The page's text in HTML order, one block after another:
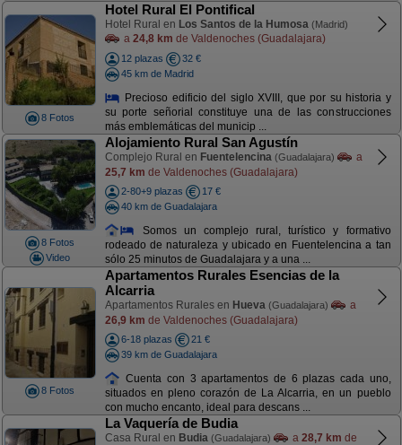
8 Fotos
Hotel Rural El Pontifical
Hotel Rural en Los Santos de la Humosa (Madrid)
a 24,8 km de Valdenoches (Guadalajara)
12 plazas
32 €
45 km de Madrid
Precioso edificio del siglo XVIII, que por su historia y
su porte señorial constituye una de las construcciones
más emblemáticas del municip ...
8 Fotos
Video
Alojamiento Rural San Agustín
Complejo Rural en Fuentelencina (Guadalajara)
a
25,7 km de Valdenoches (Guadalajara)
2-80+9 plazas
17 €
40 km de Guadalajara
Somos un complejo rural, turístico y formativo
rodeado de naturaleza y ubicado en Fuentelencina a tan
sólo 25 minutos de Guadalajara y a una ...
8 Fotos
Apartamentos Rurales Esencias de la
Alcarria
Apartamentos Rurales en Hueva (Guadalajara)
a
26,9 km de Valdenoches (Guadalajara)
6-18 plazas
21 €
39 km de Guadalajara
Cuenta con 3 apartamentos de 6 plazas cada uno,
situados en pleno corazón de La Alcarria, en un pueblo
con mucho encanto, ideal para descans ...
La Vaquería de Budia
Casa Rural en Budia (Guadalajara) a 28,7 km de